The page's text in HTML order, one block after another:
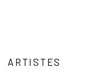
ARTISTES